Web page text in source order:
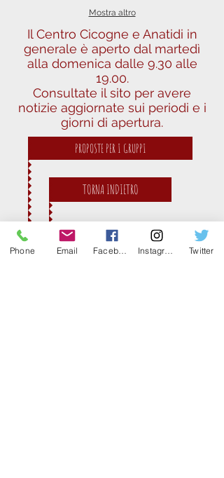
Mostra altro
Il Centro Cicogne e Anatidi in
generale è aperto dal martedì
alla domenica dalle 9.30 alle
19.00.
Consultate il sito per avere
notizie aggiornate sui periodi e i
giorni di apertura.
PROPOSTE PER I GRUPPI
TORNA INDIETRO
Phone Email Twitter